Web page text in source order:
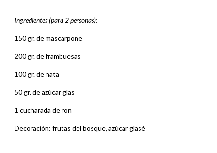
Ingredientes (para 2 personas):
150 gr. de mascarpone
200 gr. de frambuesas
100 gr. de nata
50 gr. de azúcar glas
1 cucharada de ron
Decoración: frutas del bosque, azúcar glasé